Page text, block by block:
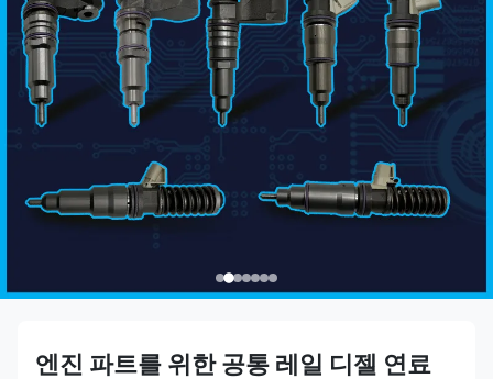
엔진 파트를 위한 공통 레일 디젤 연료